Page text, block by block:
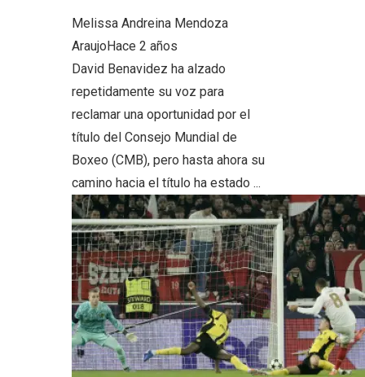
Melissa Andreina Mendoza
AraujoHace 2 años
David Benavidez ha alzado
repetidamente su voz para
reclamar una oportunidad por el
título del Consejo Mundial de
Boxeo (CMB), pero hasta ahora su
camino hacia el título ha estado ...